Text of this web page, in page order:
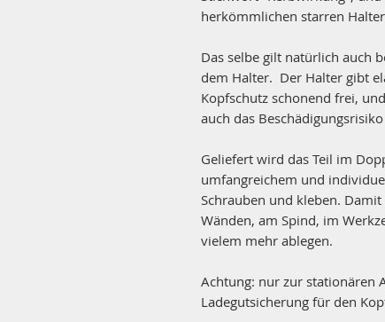
herkömmlichen starren
Das selbe gilt natürlich auch
dem Halter. Der Halter gibt
Kopfschutz schonend frei,
auch das
Geliefert wird das Teil im
umfangreichem und
Schrauben und kleben.
Wänden, am Spind, im
vielem mehr ablegen.
Achtung: nur zur stationären
Ladegutsicherung für den